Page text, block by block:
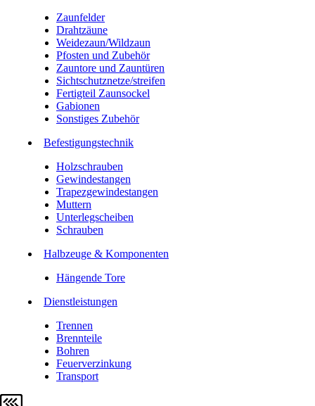
Zaunfelder
Drahtzäune
Weidezaun/Wildzaun
Pfosten und Zubehör
Zauntore und Zauntüren
Sichtschutznetze/streifen
Fertigteil Zaunsockel
Gabionen
Sonstiges Zubehör
Befesti­gungstechnik
Holzschrauben
Gewindestangen
Trapezgewindestangen
Muttern
Unterlegscheiben
Schrauben
Halbzeuge & Komponenten
Hängende Tore
Dienstleistungen
Trennen
Brennteile
Bohren
Feuerverzinkung
Transport